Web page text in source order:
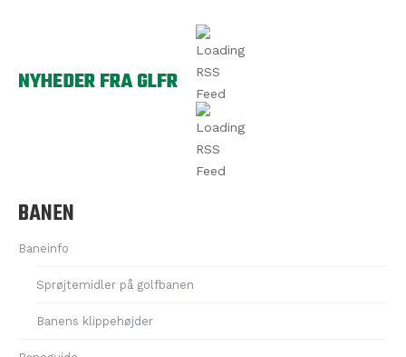
NYHEDER FRA GLFR
BANEN
Baneinfo
Sprøjtemidler på golfbanen
Banens klippehøjder